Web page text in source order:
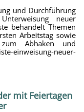
und Durchführung
neuer
behandelt Themen
Arbeitstag sowie
Abhaken und
einweisung-neuer-
mit Feiertagen